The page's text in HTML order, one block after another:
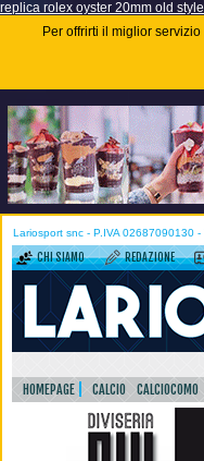
replica rolex oyster 20mm old style
Per offrirti il miglior
Lariosport snc - P.IVA 02687090130
CHI SIAMO REDAZIONE
HOMEPAGE CALCIO CALCIOCOMO